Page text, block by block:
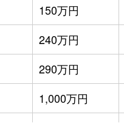
150万円
240万円
290万円
1,000万円